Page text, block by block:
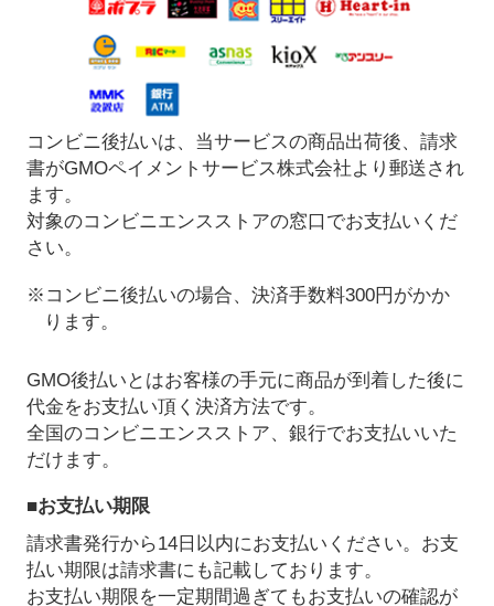
コンビニ後払いは、当サービスの商品出荷後、請求
書がGMOペイメントサービス株式会社より郵送され
ます。
対象のコンビニエンスストアの窓口でお支払いくだ
さい。
※コンビニ後払いの場合、決済手数料300円がかか
ります。
GMO後払いとはお客様の手元に商品が到着した後に
代金をお支払い頂く決済方法です。
全国のコンビニエンスストア、銀行でお支払いいた
だけます。
■お支払い期限
請求書発行から14日以内にお支払いください。お支
払い期限は請求書にも記載しております。
お支払い期限を一定期間過ぎてもお支払いの確認が